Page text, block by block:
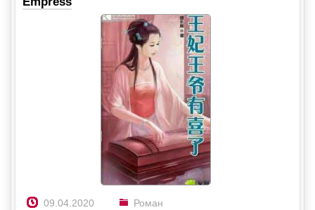
09.04.2020
Роман